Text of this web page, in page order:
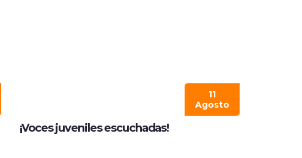
11
Agosto
¡Voces juveniles escuchadas!